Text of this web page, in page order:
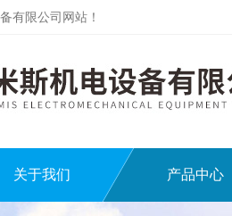
有限公司网站！
关于我们 产品中心